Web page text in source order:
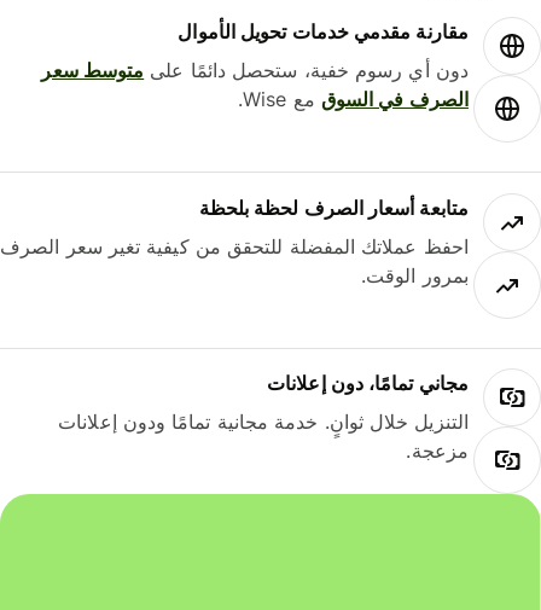
مقارنة مقدمي خدمات تحويل الأموال
دون أي رسوم خفية، ستحصل دائمًا علىمتوسط ​​سعر
الصرف في السوقمع Wise.
متابعة أسعار الصرف لحظة بلحظة
احفظ عملاتك المفضلة للتحقق من كيفية تغير سعر الصرف
بمرور الوقت.
مجاني تمامًا، دون إعلانات
التنزيل خلال ثوانٍ. خدمة مجانية تمامًا ودون إعلانات
مزعجة.